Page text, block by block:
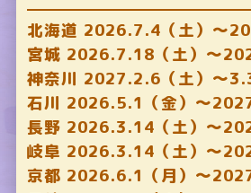
北海道 2026.7.4（土）～
宮城 2026.7.18（土）～
神奈川 2027.2.6（土）～
石川 2026.5.1（金）～
長野 2026.3.14（土）～
岐阜 2026.3.14（土）～
京都 2026.6.1（月）～